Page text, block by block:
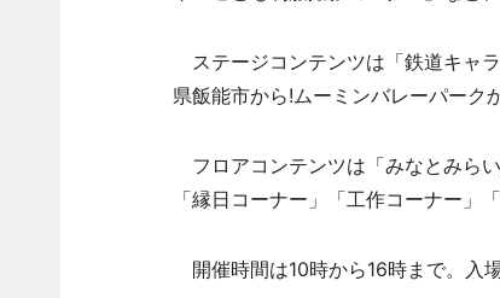
ステージコンテンツは「鉄道キャ
県飯能市から!ムーミンバレーパーク
フロアコンテンツは「みなとみら
「縁日コーナー」「工作コーナー」
開催時間は10時から16時まで。入場